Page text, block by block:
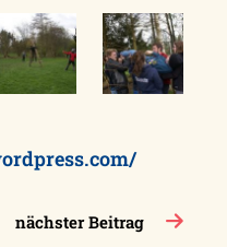
nächster Beitrag